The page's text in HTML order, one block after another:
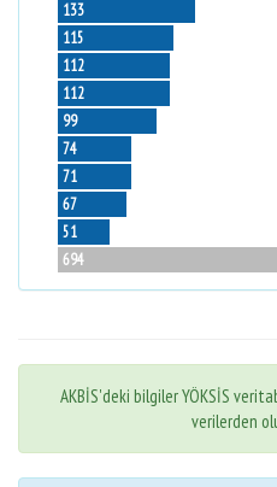
133
115
112
112
99
74
71
67
51
694
AKBİS'deki bilgiler YÖKSİS
verilerden